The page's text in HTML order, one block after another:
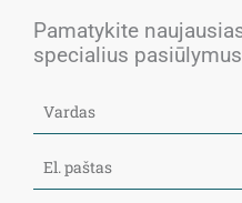
Pamatykite
specialius pasiūlymus